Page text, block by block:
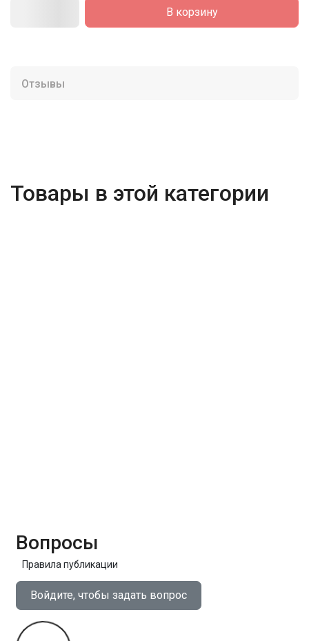
В корзину
Отзывы
Товары в этой категории
Вопросы
Правила публикации
Войдите, чтобы задать вопрос